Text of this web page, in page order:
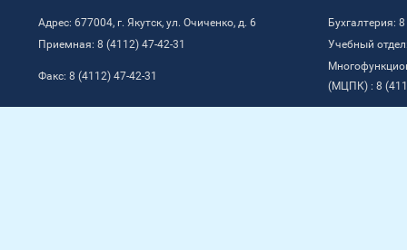
Адрес: 677004, г. Якутск, ул. Очиченко, д. 6
Бухгалтерия:
Приемная: 8 (4112) 47-42-31
Учебный
Факс: 8 (4112) 47-42-31
(МЦПК) : 8